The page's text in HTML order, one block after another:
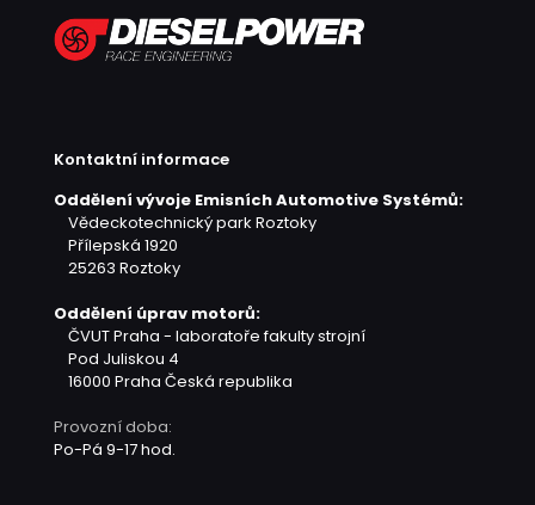
Kontaktní informace
Oddělení vývoje Emisních Automotive Systémů:
Vědeckotechnický park Roztoky
Přílepská 1920
25263 Roztoky
Oddělení úprav motorů:
ČVUT Praha - laboratoře fakulty strojní
Pod Juliskou 4
16000 Praha Česká republika
Provozní doba:
Po-Pá 9-17 hod.